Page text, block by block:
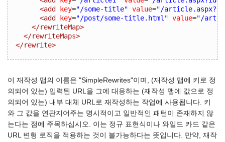
<add
key="/some-title" value="/
<add
key="/post/some-title.html" value="/
</rewriteMap>
</rewriteMaps>
</rewrite>
이 재작성 맵의 이름은 "SimpleRewrites"이며, (재작성 맵에 키로 정
의되어 있는) 입력된 URL을 그에 대응하는 (재작성 맵에 값으로 정
의되어 있는) 내부 대체 URL로 재작성하는 작업에 사용됩니다. 키
와 그 값을 연관지어주는 명시적이고 일반적인 패턴이 존재하지 않
는다는 점에 주목하십시오. 이는 정규 표현식이나 와일드 카드 같은
URL 변형 로직을 적용하는 것이 불가능하다는 뜻입니다. 만약, 재작